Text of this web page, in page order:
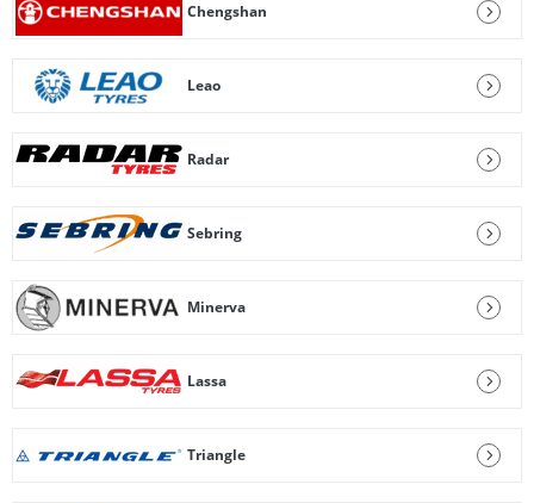
Chengshan
Leao
Radar
Sebring
Minerva
Lassa
Triangle